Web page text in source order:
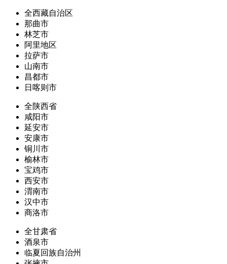
全西藏自治区
那曲市
林芝市
阿里地区
拉萨市
山南市
昌都市
日喀则市
全陕西省
咸阳市
延安市
安康市
铜川市
榆林市
宝鸡市
西安市
渭南市
汉中市
商洛市
全甘肃省
酒泉市
临夏回族自治州